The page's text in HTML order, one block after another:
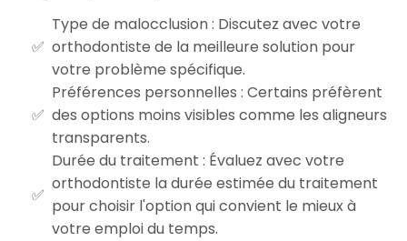
Type de malocclusion : Discutez avec votre
orthodontiste de la meilleure solution pour
votre problème spécifique.
Préférences personnelles : Certains préfèrent
des options moins visibles comme les aligneurs
transparents.
Durée du traitement : Évaluez avec votre
orthodontiste la durée estimée du traitement
pour choisir l'option qui convient le mieux à
votre emploi du temps.